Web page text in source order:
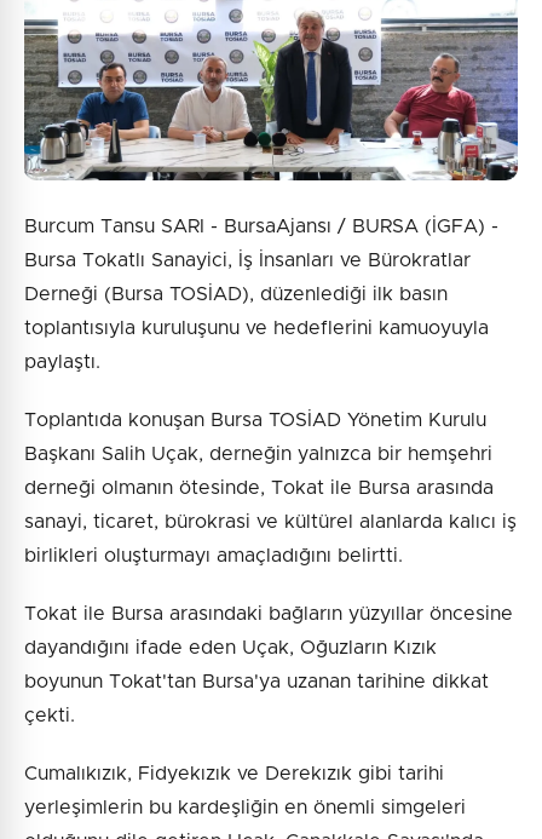
Burcum Tansu SARI - BursaAjansı / BURSA (İGFA) -
Bursa Tokatlı Sanayici, İş İnsanları ve Bürokratlar
Derneği (Bursa TOSİAD), düzenlediği ilk basın
toplantısıyla kuruluşunu ve hedeflerini kamuoyuyla
paylaştı.
Toplantıda konuşan Bursa TOSİAD Yönetim Kurulu
Başkanı Salih Uçak, derneğin yalnızca bir hemşehri
derneği olmanın ötesinde, Tokat ile Bursa arasında
sanayi, ticaret, bürokrasi ve kültürel alanlarda kalıcı iş
birlikleri oluşturmayı amaçladığını belirtti.
Tokat ile Bursa arasındaki bağların yüzyıllar öncesine
dayandığını ifade eden Uçak, Oğuzların Kızık
boyunun Tokat'tan Bursa'ya uzanan tarihine dikkat
çekti.
Cumalıkızık, Fidyekızık ve Derekızık gibi tarihi
yerleşimlerin bu kardeşliğin en önemli simgeleri